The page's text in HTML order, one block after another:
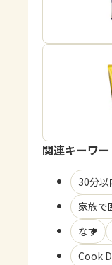
関連キーワ
30分以
家族で
なす
Cook